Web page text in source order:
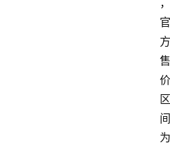
，
官
方
售
价
区
间
为